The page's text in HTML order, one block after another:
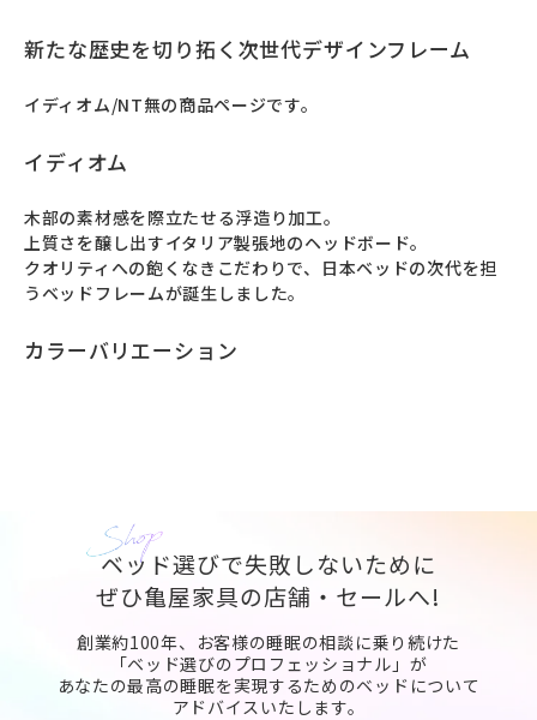
新たな歴史を切り拓く次世代デザインフレーム
イディオム/NT無の商品ページです。
イディオム
⽊部の素材感を際⽴たせる浮造り加⼯。
上質さを醸し出すイタリア製張地のヘッドボード。
クオリティへの飽くなきこだわりで、日本ベッドの次代を担
うベッドフレームが誕⽣しました。
カラーバリエーション
ベッド選びで失敗しないために
ぜひ亀屋家具の店舗・セールへ!
創業約100年、お客様の睡眠の相談に乗り続けた
「ベッド選びのプロフェッショナル」が
あなたの最高の睡眠を実現するためのベッドについて
アドバイスいたします。